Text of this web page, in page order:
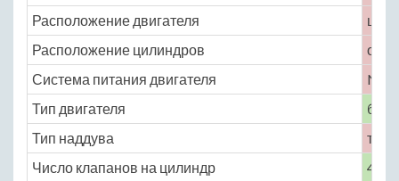
Расположение двигателя
Расположение цилиндров
Система питания двигателя
No
Тип двигателя
Тип наддува
Число клапанов на цилиндр
4